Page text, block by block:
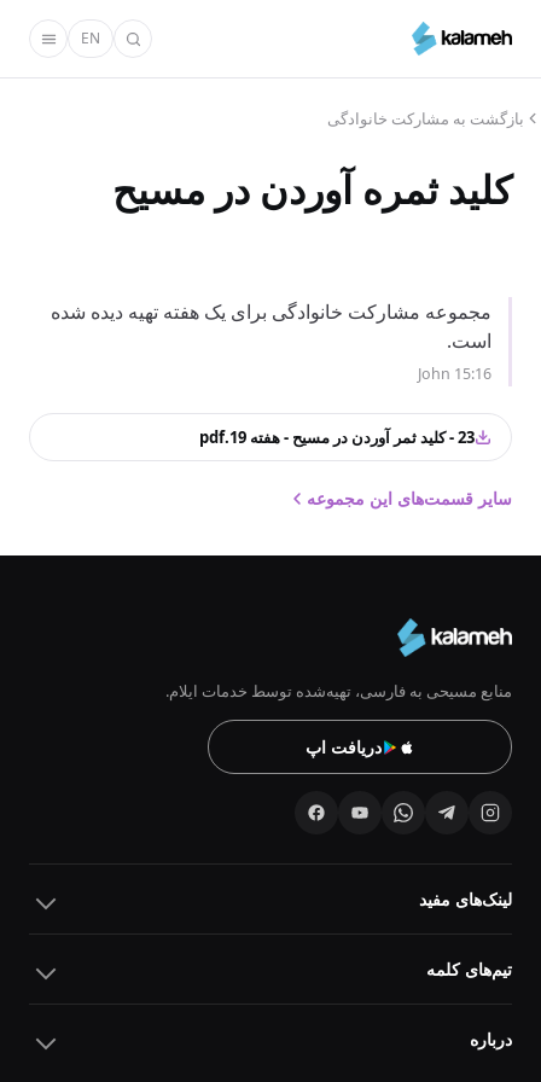
محتوای
EN
بازگشت به مشارکت خانوادگی
کلید ثمره آوردن در مسیح
مجموعه مشارکت خانوادگی برای یک هفته تهیه دیده شده
است.
John 15:16
23 - کلید ثمر آوردن در مسیح - هفته 19.pdf
سایر قسمت‌های این مجموعه
منابع مسیحی به فارسی، تهیه‌شده توسط خدمات ایلام.
دریافت اپ
لینک‌های مفید
تیم‌های کلمه
درباره